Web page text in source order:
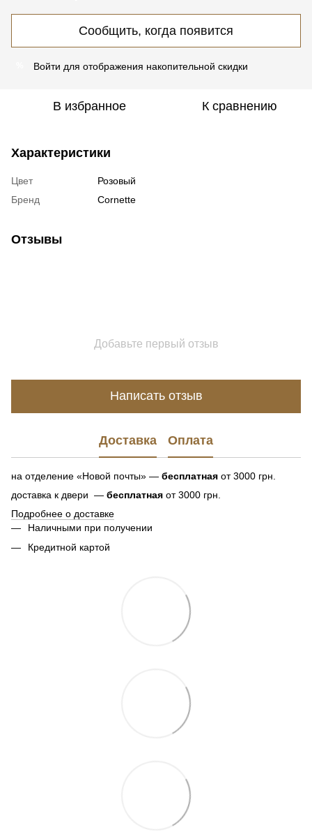
Сообщить, когда появится
Войти для отображения накопительной скидки
В избранное К сравнению
Характеристики
Цвет
Розовый
Бренд
Cornette
Отзывы
Добавьте первый отзыв
Написать отзыв
Доставка Оплата
на отделение «Новой почты» — бесплатная от 3000 грн.
доставка к двери — бесплатная от 3000 грн.
Подробнее о доставке
Наличными при получении
Кредитной картой